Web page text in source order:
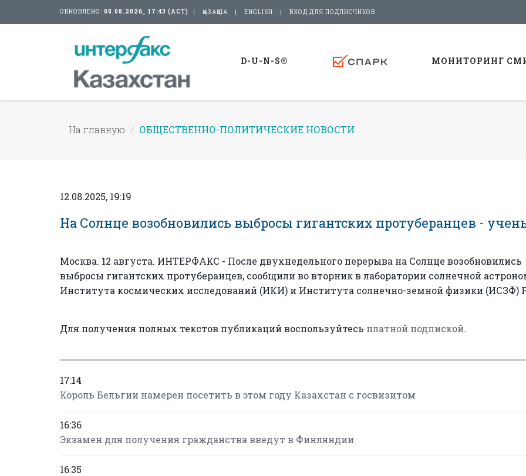
ОБНОВЛЕНО: 08.08.2026, 17:43 (АСТ) ҚАЗАҚША ENGLISH ВХОД ДЛЯ ПОДПИСЧИКОВ
D-U-N-S® МОНИТОРИНГ
На главную ОБЩЕСТВЕННО-ПОЛИТИЧЕСКИЕ НОВОСТИ
12.08.2025, 19:19
На Солнце возобновились выбросы гигантских протуберанцев -
Москва. 12 августа. ИНТЕРФАКС - После двухнедельного перерыва на Солнце возобновились
выбросы гигантских протуберанцев, сообщили во вторник в лаборатории солнечной
Института космических исследований (ИКИ) и Института солнечно-земной физики (ИСЗФ)
Для получения полных текстов публикаций воспользуйтесь платной подпиской.
17:14
Король Бельгии намерен посетить в этом году Казахстан с госвизитом
16:36
Экзамен для получения гражданства введут в Финляндии
16:35